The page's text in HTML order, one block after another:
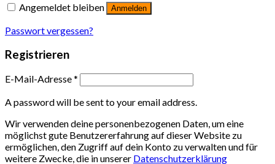
Angemeldet bleiben
Anmelden
Passwort vergessen?
Registrieren
E-Mail-Adresse*
A password will be sent to your email address.
Wir verwenden deine personenbezogenen Daten, um eine
möglichst gute Benutzererfahrung auf dieser Website zu
ermöglichen, den Zugriff auf dein Konto zu verwalten und für
weitere Zwecke, die in unserer Datenschutzerklärung